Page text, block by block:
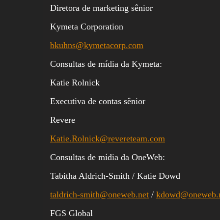
Diretora de marketing sênior
Kymeta Corporation
bkuhns@kymetacorp.com
Consultas de mídia da Kymeta:
Katie Rolnick
Executiva de contas sênior
Revere
Katie.Rolnick@revereteam.com
Consultas de mídia da OneWeb:
Tabitha Aldrich-Smith / Katie Dowd
taldrich-smith@oneweb.net /
FGS Global